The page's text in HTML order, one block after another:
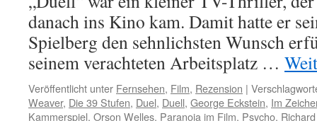
danach ins Kino kam. Damit hatte er
Spielberg den sehnlichsten Wunsch
seinem verachteten Arbeitsplatz …
Veröffentlicht unter Fernsehen, Film, Rezension |
Weaver, Die 39 Stufen, Duel, Duell, George Eckstein, Im
Kammerspiel, Orson Welles, Paranoia im Film, Psycho,